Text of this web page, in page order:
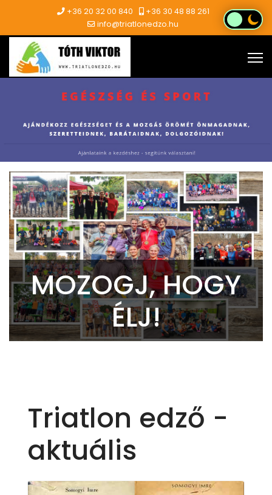
+36 20 32 00 840
+36 30 48 88 261
info@triatlonedzo.hu
MOZOGJ, HOGY
ÉLJ!
Triatlon edző -
aktuális